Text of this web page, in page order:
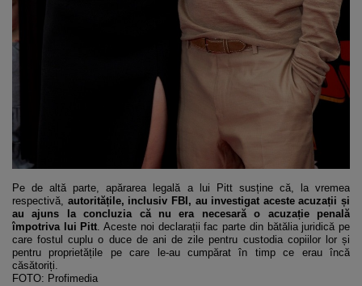
Pe de altă parte, apărarea legală a lui Pitt susține că, la vremea
respectivă, autoritățile, inclusiv FBI, au investigat aceste acuzații și
au ajuns la concluzia că nu era necesară o acuzație penală
împotriva lui Pitt. Aceste noi declarații fac parte din bătălia juridică pe
care fostul cuplu o duce de ani de zile pentru custodia copiilor lor și
pentru proprietățile pe care le-au cumpărat în timp ce erau încă
căsătoriți.
FOTO: Profimedia